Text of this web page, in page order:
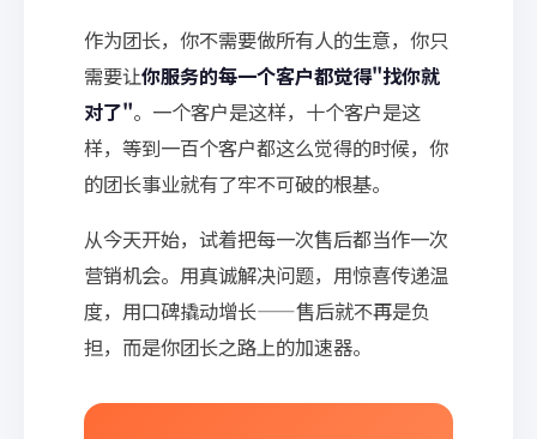
作为团长，你不需要做所有人的生意，你只
需要让你服务的每一个客户都觉得"找你就
对了"。一个客户是这样，十个客户是这
样，等到一百个客户都这么觉得的时候，你
的团长事业就有了牢不可破的根基。
从今天开始，试着把每一次售后都当作一次
营销机会。用真诚解决问题，用惊喜传递温
度，用口碑撬动增长——售后就不再是负
担，而是你团长之路上的加速器。